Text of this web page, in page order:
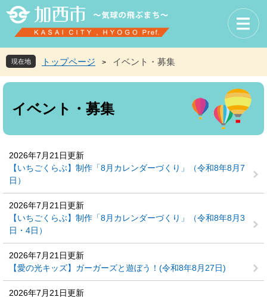
先
頭
で
を
飛
ば
文
現在地 トップページ > イベント・募集
本
イベント・募集
2026年7月21日更新
【いちごくらぶ】制作「8月カレンダーづくり」（令和8年8月7
日）
2026年7月21日更新
【いちごくらぶ】制作「8月カレンダーづくり」（令和8年8月3
日・4日）
2026年7月21日更新
【愛の光キッズ】ガーガーズと遊ぼう！(令和8年8月27日)
2026年7月21日更新